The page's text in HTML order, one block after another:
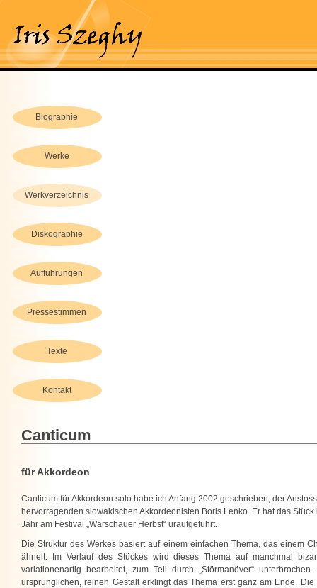
Biographie
Werke
Werkverzeichnis
Diskographie
Aufführungen
Pressestimmen
Texte
Kontakt
Canticum
für Akkordeon
Canticum für Akkordeon solo habe ich Anfang 2002 geschrieben, der
hervorragenden slowakischen Akkordeonisten Boris Lenko. Er hat das Stück
Jahr am Festival „Warschauer Herbst“ uraufgeführt.
Die Struktur des Werkes basiert auf einem einfachen Thema, das einem
ähnelt. Im Verlauf des Stückes wird dieses Thema auf manchmal
variationenartig bearbeitet, zum Teil durch „Störmanöver“
ursprünglichen, reinen Gestalt erklingt das Thema erst ganz am Ende. Die